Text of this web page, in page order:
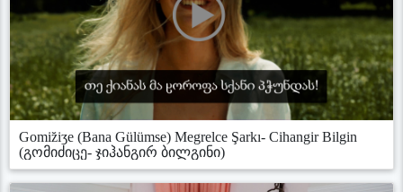
Gomiz̆iʒe (Bana Gülümse) Megrelce Şarkı- Cihangir Bilgin
(გომიძიცე- ჯიჰანგირ ბილგინი)